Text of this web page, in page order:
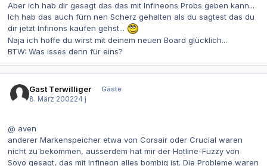
Aber ich hab dir gesagt das das mit Infineons Probs geben kann...
Ich hab das auch fürn nen Scherz gehalten als du sagtest das du
dir jetzt Infinons kaufen gehst...
Naja ich hoffe du wirst mit deinem neuen Board glücklich...
BTW: Was isses denn für eins?
Gast Terwilliger
Gäste
8. März 200224 j
@ aven
anderer Markenspeicher etwa von Corsair oder Crucial waren
nicht zu bekommen, ausserdem hat mir der Hotline-Fuzzy von
Soyo gesagt, das mit Infineon alles bombig ist. Die Probleme waren